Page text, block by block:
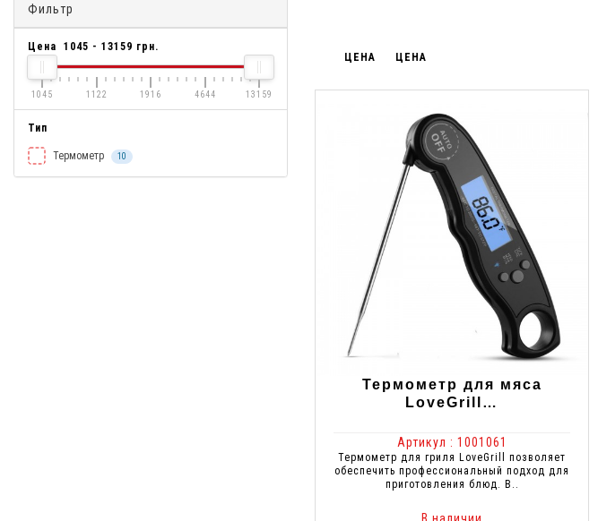
Фильтр
Цена 1045 - 13159 грн.
1045 1122 1916 4644 13159
Тип
Термометр 10
ЦЕНА ЦЕНА
Термометр для мяса
LoveGrill…
Артикул : 1001061
Термометр для гриля LoveGrill позволяет
обеспечить профессиональный подход для
приготовления блюд. В..